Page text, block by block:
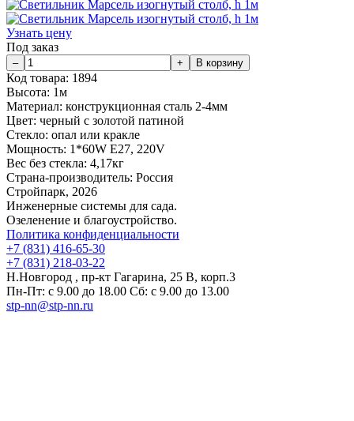
Узнать цену
Под заказ
Код товара: 1894
Высота: 1м
Материал: конструкционная сталь 2-4мм
Цвет: черный с золотой патиной
Стекло: опал или кракле
Мощность: 1*60W E27, 220V
Вес без стекла: 4,17кг
Страна-производитель: Россия
Стройпарк, 2026
Инженерные системы для сада.
Озеленение и благоустройство.
Политика конфиденциальности
+7 (831) 416-65-30
+7 (831) 218-03-22
Н.Новгород , пр-кт Гагарина, 25 В, корп.3
Пн-Пт: с 9.00 до 18.00 Сб: с 9.00 до 13.00
stp-nn@stp-nn.ru